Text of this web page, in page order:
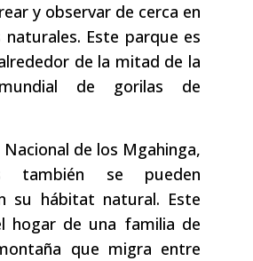
y observar de cerca en
Este parque es
de la mitad de la
de gorilas de
Nacional de los Mgahinga,
también se pueden
su hábitat natural. Este
hogar de una familia de
que migra entre